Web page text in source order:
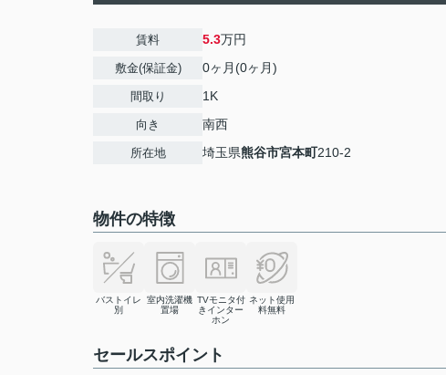
賃料 5.3万円
敷金(保証金) 0ヶ月(0ヶ月)
間取り 1K
向き 南西
所在地 埼玉県熊谷市宮本町210-2
物件の特徴
バストイレ
別
室内洗濯機
置場
TVモニタ付
きインター
ホン
ネット使用
料無料
セールスポイント